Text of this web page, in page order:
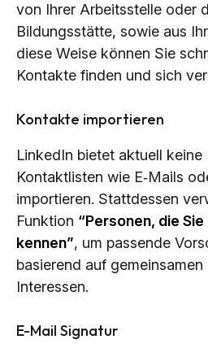
von Ihrer Arbeitsstelle oder
Bildungsstätte, sowie aus
diese Weise können Sie
Kontakte finden und sich
Kontakte importieren
LinkedIn bietet aktuell
Kontaktlisten wie E‑Mails
importieren. Stattdessen
Funktion “Personen, die
kennen”, um passende
basierend auf
Interessen.
E-Mail Signatur